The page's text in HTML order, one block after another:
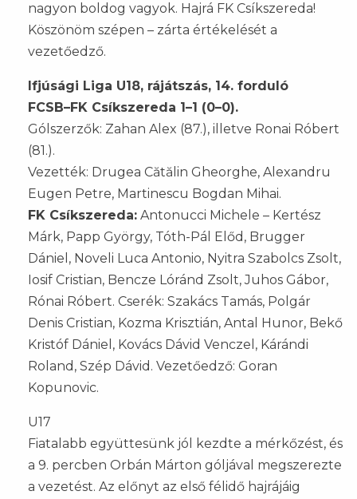
nagyon boldog vagyok. Hajrá FK Csíkszereda!
Köszönöm szépen – zárta értékelését a
vezetőedző.
Ifjúsági Liga U18, rájátszás, 14. forduló
FCSB–FK Csíkszereda 1–1 (0–0).
Gólszerzők: Zahan Alex (87.), illetve Ronai Róbert
(81.).
Vezették: Drugea Cătălin Gheorghe, Alexandru
Eugen Petre, Martinescu Bogdan Mihai.
FK Csíkszereda: Antonucci Michele – Kertész
Márk, Papp György, Tóth-Pál Előd, Brugger
Dániel, Noveli Luca Antonio, Nyitra Szabolcs Zsolt,
Iosif Cristian, Bencze Lóránd Zsolt, Juhos Gábor,
Rónai Róbert. Cserék: Szakács Tamás, Polgár
Denis Cristian, Kozma Krisztián, Antal Hunor, Bekő
Kristóf Dániel, Kovács Dávid Venczel, Kárándi
Roland, Szép Dávid. Vezetőedző: Goran
Kopunovic.
U17
Fiatalabb együttesünk jól kezdte a mérkőzést, és
a 9. percben Orbán Márton góljával megszerezte
a vezetést. Az előnyt az első félidő hajrájáig